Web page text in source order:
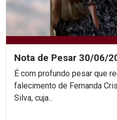
Nota de Pesar 30/06/
É com profundo pesar que
falecimento de Fernanda
Silva, cuja...